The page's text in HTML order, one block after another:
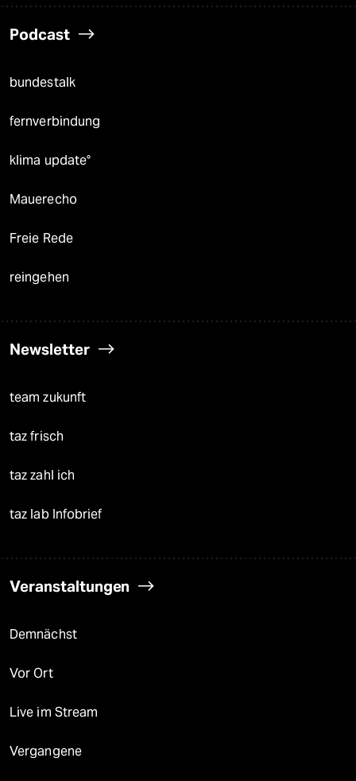
Podcast
bundestalk
fernverbindung
klima update°
Mauerecho
Freie Rede
reingehen
Newsletter
team zukunft
taz frisch
taz zahl ich
taz lab Infobrief
Veranstaltungen
Demnächst
Vor Ort
Live im Stream
Vergangene